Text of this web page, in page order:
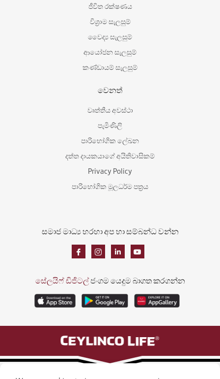
ජීවිත රක්ෂණය
විශ‍්‍රාම සැලසුම්
වෛද්‍ය සැලසුම්
ආයෝජන සැලසුම්
කණ්ඩායම් සැලසුම්
වෙනත්
වෘත්තීය අවස්ථා
පැමිණිලි
පාරිභෝගික ලේඛන
දත්ත දායකයාගේ අයිතිවාසිකම්
Privacy Policy
පාරිභෝගික මූලධර්ම පත්‍රය
සමාජ මාධ්‍ය හරහා අප හා සම්බන්ධ වන්න
සේලයිෆ් ඩිජිටල්ජංගම යෙදුම බාගත කරගන්න